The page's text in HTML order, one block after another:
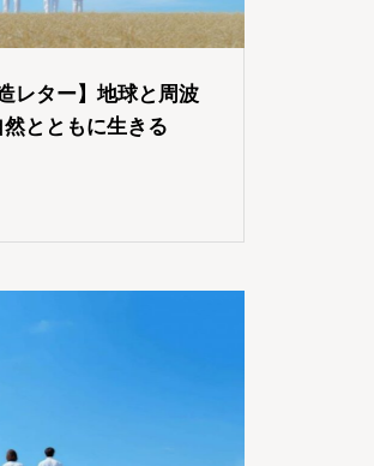
レター】地球と周波
とともに生きる